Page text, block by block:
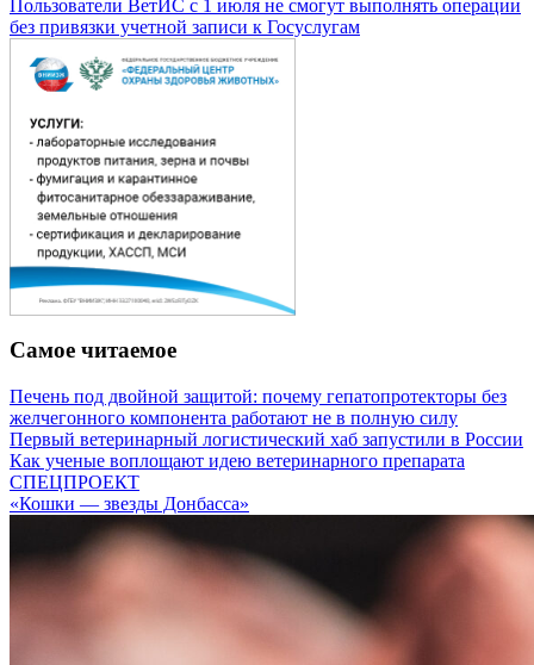
Пользователи ВетИС с 1 июля не смогут выполнять операции
без привязки учетной записи к Госуслугам
Самое читаемое
Печень под двойной защитой: почему гепатопротекторы без
желчегонного компонента работают не в полную силу
Первый ветеринарный логистический хаб запустили в России
Как ученые воплощают идею ветеринарного препарата
СПЕЦПРОЕКТ
«Кошки — звезды Донбасса»